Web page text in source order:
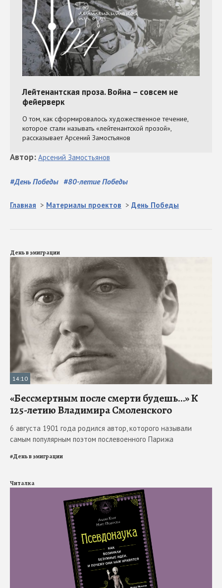
#День Победы #80-летие Победы
Автор: Арсений Замостьянов
Главная > Материалы проектов > День Победы
День в эмиграции
14:10
«Бессмертным после смерти будешь…» К
125-летию Владимира Смоленского
6 августа 1901 года родился автор, которого называли
самым популярным поэтом послевоенного Парижа
#День в эмиграции
Читалка